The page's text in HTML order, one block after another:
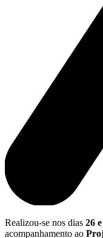
Realizou-se nos dias 26
acompanhamento ao